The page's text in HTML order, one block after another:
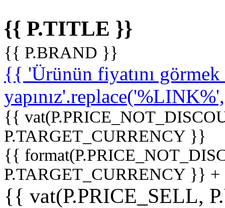
{{ P.TITLE }}
{{ P.BRAND }}
{{ 'Ürünün fiyatını
{{
P.TARGET_CURRENCY }}
{{
P.TARGET_CURRENCY }}
{{ vat(P.PRICE_SELL,